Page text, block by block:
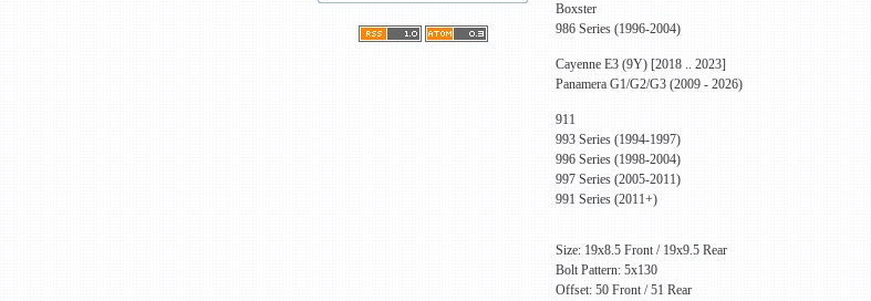
Boxster
986 Series (1996-2004)
Cayenne E3 (9Y) [2018 .. 2023]
Panamera G1/G2/G3 (2009 - 2026)
911
993 Series (1994-1997)
996 Series (1998-2004)
997 Series (2005-2011)
991 Series (2011+)
Size: 19x8.5 Front / 19x9.5 Rear
Bolt Pattern: 5x130
Offset: 50 Front / 51 Rear